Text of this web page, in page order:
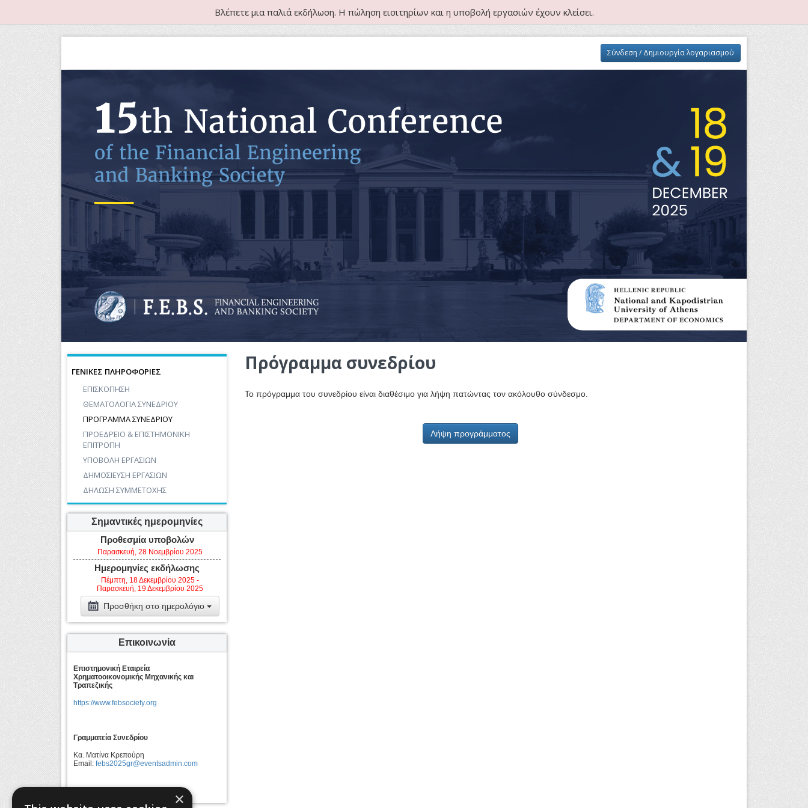
Βλέπετε μια παλιά εκδήλωση. Η πώληση εισιτηρίων και η υποβολή εργασιών έχουν κλείσει.
Σύνδεση / Δημιουργία λογαριασμού
ΓΕΝΙΚΕΣ ΠΛΗΡΟΦΟΡΙΕΣ
ΕΠΙΣΚΟΠΗΣΗ
ΘΕΜΑΤΟΛΟΓΙΑ ΣΥΝΕΔΡΙΟΥ
ΠΡΟΓΡΑΜΜΑ ΣΥΝΕΔΡΙΟΥ
ΠΡΟΕΔΡΕΙΟ & ΕΠΙΣΤΗΜΟΝΙΚΗ
ΕΠΙΤΡΟΠΗ
ΥΠΟΒΟΛΗ ΕΡΓΑΣΙΩΝ
ΔΗΜΟΣΙΕΥΣΗ ΕΡΓΑΣΙΩΝ
ΔΗΛΩΣΗ ΣΥΜΜΕΤΟΧΗΣ
Σημαντικές ημερομηνίες
Προθεσμία υποβολών
Παρασκευή, 28 Νοεμβρίου 2025
Ημερομηνίες εκδήλωσης
Πέμπτη, 18 Δεκεμβρίου 2025 -
Παρασκευή, 19 Δεκεμβρίου 2025
Προσθήκη στο ημερολόγιο
Επικοινωνία
Επιστημονική Εταιρεία
Χρηματοοικονομικής Μηχανικής και
Τραπεζικής
https://www.febsociety.org
Γραμματεία Συνεδρίου
Κα. Ματίνα Κρεπούρη
Email: febs2025gr@eventsadmin.com
Πρόγραμμα συνεδρίου
Το πρόγραμμα του συνεδρίου είναι διαθέσιμο για λήψη πατώντας τον ακόλουθο σύνδεσμο.
Λήψη προγράμματος
×